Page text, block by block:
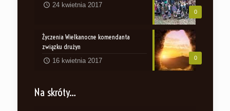
0
24 kwietnia 2017
0
Życzenia Wielkanocne komendanta
związku drużyn
16 kwietnia 2017
Na skróty…